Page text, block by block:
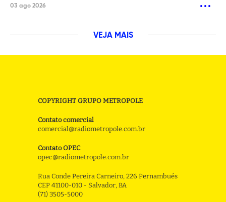
03 ago 2026
VEJA MAIS
COPYRIGHT GRUPO METROPOLE
Contato comercial
comercial@radiometropole.com.br
Contato OPEC
opec@radiometropole.com.br
Rua Conde Pereira Carneiro, 226 Pernambués
CEP 41100-010 - Salvador, BA
(71) 3505-5000